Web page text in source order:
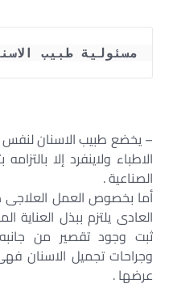
مسئولية طبيب
– يخضع طبيب الاسنان
الاطباء ولاينفرد إلا
الصناعية .
أما بخصوص العمل العلاجى
العادى يلتزم ببذل العناية
ثبت وجود تقصير من
وجراحات تجميل الاسنان
عرضها .